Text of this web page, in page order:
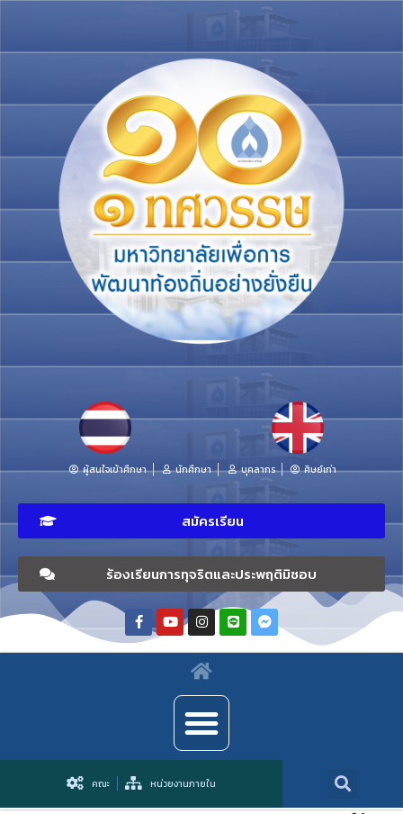
ผู้สนใจเข้าศึกษา นักศึกษา บุคลากร ศิษย์เก่า
สมัครเรียน
ร้องเรียนการทุจริตและประพฤติมิชอบ
คณะ หน่วยงานภายใน